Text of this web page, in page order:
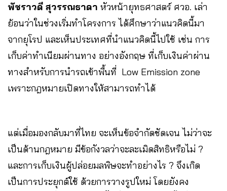
พัชราวดี สุวรรณธาดา หัวหน้ายุทธศาสตร์ ศวอ. เล่า
ย้อนว่าในช่วงเริ่มทำโครงการ ได้ศึกษาว่าแนวคิดนี้มา
จากยุโรป และเห็นประเทศที่นำแนวคิดนี้ไปใช้ เช่น การ
เก็บค่าทำเนียมผ่านทาง อย่างอังกฤษ ที่เก็บเงินค่าผ่าน
ทางสำหรับการนำรถเข้าพื้นที่ Low Emission zone
เพราะกฎหมายเปิดทางให้สามารถทำได้
แต่เมื่อมองกลับมาที่ไทย จะเห็นข้อจำกัดชัดเจน ไม่ว่าจะ
เป็นด้านกฎหมาย มีข้อกังวลว่าจะละเมิดสิทธิหรือไม่ ?
และการเก็บเงินผู้ปล่อยมลพิษจะทำอย่างไร ? จึงเกิด
เป็นการประยุกต์ใช้ ด้วยการวางรูปใหม่ โดยยังคง